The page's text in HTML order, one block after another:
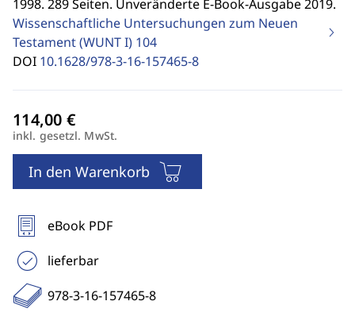
1998. 289 Seiten. Unveränderte E-Book-Ausgabe 2019.
Wissenschaftliche Untersuchungen zum Neuen
Testament (WUNT I) 104
DOI 10.1628/978-3-16-157465-8
inkl. gesetzl. MwSt.
In den Warenkorb
eBook PDF
lieferbar
978-3-16-157465-8